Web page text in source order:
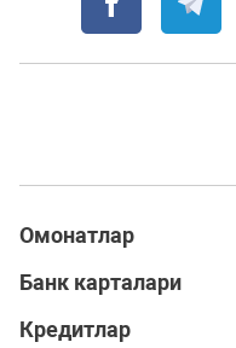
Омонатлар
Банк карталари
Кредитлар